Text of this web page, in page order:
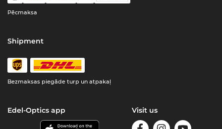
Pēcmaksa
Shipment
Bezmaksas piegāde turp un atpakaļ
Edel-Optics app Visit us